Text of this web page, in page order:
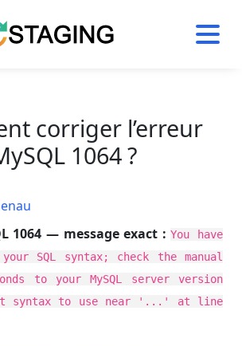
corriger l’erreur
1064 ?
1064 — message exact : You have
SQL syntax; check the manual
to your MySQL server version
syntax to use near '...' at line